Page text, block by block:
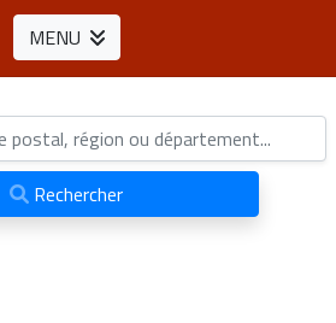
MENU
Rechercher